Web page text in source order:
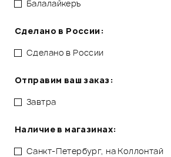
Балалайкеръ
Сделано в России:
Сделано в России
Отправим ваш заказ:
Завтра
Наличие в магазинах:
Санкт-Петербург, на Коллонтай